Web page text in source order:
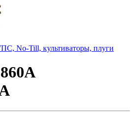
No-Till, культиваторы, плуги